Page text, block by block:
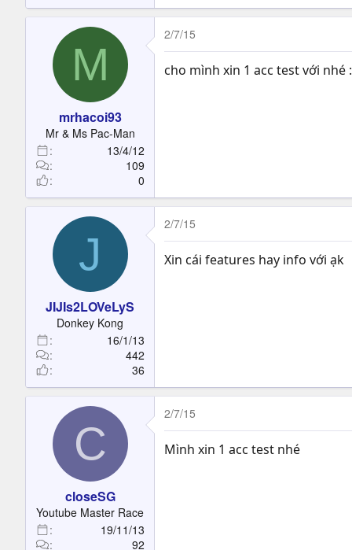
M
mrhacoi93
Mr & Ms Pac-Man
13/4/12
109
0
2/7/15
cho mình xin 1 acc test với nhé
J
JIJIs2LOVeLyS
Donkey Kong
16/1/13
442
36
2/7/15
Xin cái features hay info với ạk
C
closeSG
Youtube Master Race
19/11/13
92
2/7/15
Mình xin 1 acc test nhé